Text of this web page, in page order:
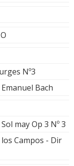
Nº3
Bach
may Op 3 Nº 3
Campos - Dir